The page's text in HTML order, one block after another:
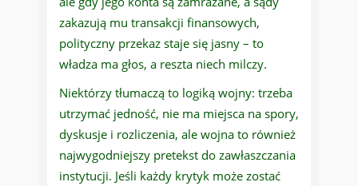
zakazują mu transakcji finansowych,
polityczny przekaz staje się jasny – to
władza ma głos, a reszta niech milczy.
Niektórzy tłumaczą to logiką wojny: trzeba
utrzymać jedność, nie ma miejsca na spory,
dyskusje i rozliczenia, ale wojna to również
najwygodniejszy pretekst do zawłaszczania
instytucji. Jeśli każdy krytyk może zostać